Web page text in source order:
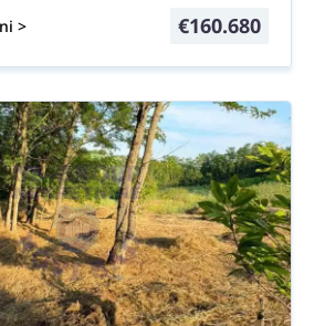
> €160.680